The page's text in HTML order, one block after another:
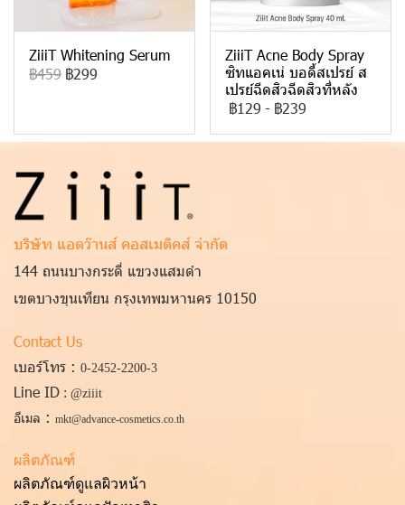
ZiiiT Whitening Serum
฿459 ฿299
ZiiiT Acne Body Spray
ซิทแอคเน่ บอดี้สเปรย์ ส
เปรย์ฉีดสิวฉีดสิวที่หลัง
฿129 - ฿239
บริษัท แอดว๊านส์ คอสเมติคส์ จำกัด
144 ถนนบางกระดี่ แขวงแสมดำ
เขตบางขุนเทียน กรุงเทพมหานคร 10150
Contact Us
เบอร์โทร : 0-2452-2200-3
Line ID : @ziiit
อีเมล : mkt@advance-cosmetics.co.th
ผลิตภัณฑ์
ผลิตภัณฑ์ดูแลผิวหน้า